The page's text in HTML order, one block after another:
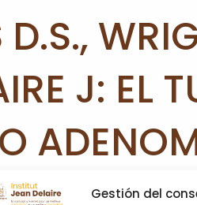
Gestión del
J: EL